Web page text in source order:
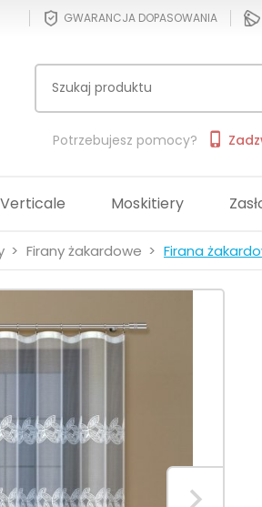
GWARANCJA DOPASOWANIA
Potrzebujesz pomocy?
Verticale Moskitiery
Firany żakardowe Firana